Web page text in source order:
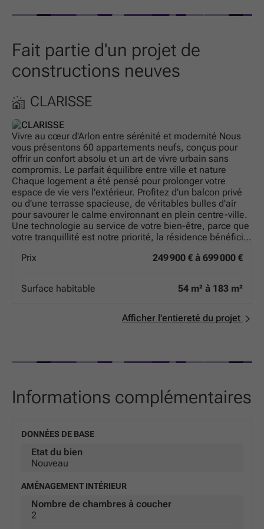
Fait partie d'un projet de
constructions neuves
CLARISSE
Vivre au cœur d'Arlon entre sérénité et modernité Nous
vous présentons 60 appartements neufs, conçus pour
offrir un confort absolu et un art de vivre urbain sans
compromis. Le parfait équilibre entre ville et nature
Chaque logement a été pensé pour prolonger votre
espace de vie vers l'extérieur. Profitez d'un balcon privé
ou d'une terrasse spacieuse, de véritables bulles d'air
pour savourer le calme environnant en plein centre-ville.
Une technologie au service de votre bien-être, parce que
votre tranquillité est notre priorité, la résidence bénéficie
de haute performance : pour un intérieur douillet en
Isolation phonique de pointe : pour vous garantir un
cocon de silence, loin de l'agitation urbaine. Que vous
allient esthétique contemporaine et durabilité au cœur
de l'une des villes les plus dynamiques de la région. Ne
Prix 249 900 € à 699 000 €
Surface habitable 54 m² à 183 m²
Afficher l'entiereté du projet
Informations complémentaires
DONNÉES DE BASE
Etat du bien
Nouveau
AMÉNAGEMENT INTÉRIEUR
Nombre de chambres à coucher
2